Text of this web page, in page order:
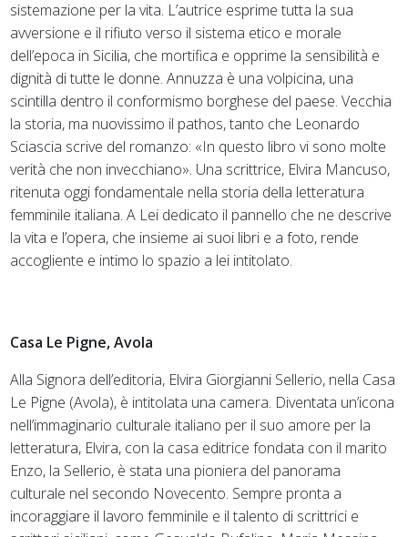
sistemazione per la vita. L’autrice esprime tutta la sua
avversione e il rifiuto verso il sistema etico e morale
dell’epoca in Sicilia, che mortifica e opprime la sensibilità e
dignità di tutte le donne. Annuzza è una volpicina, una
scintilla dentro il conformismo borghese del paese. Vecchia
la storia, ma nuovissimo il pathos, tanto che Leonardo
Sciascia scrive del romanzo: «In questo libro vi sono molte
verità che non invecchiano». Una scrittrice, Elvira Mancuso,
ritenuta oggi fondamentale nella storia della letteratura
femminile italiana. A Lei dedicato il pannello che ne descrive
la vita e l’opera, che insieme ai suoi libri e a foto, rende
accogliente e intimo lo spazio a lei intitolato.
Casa Le Pigne, Avola
Alla Signora dell’editoria, Elvira Giorgianni Sellerio, nella Casa
Le Pigne (Avola), è intitolata una camera. Diventata un’icona
nell’immaginario culturale italiano per il suo amore per la
letteratura, Elvira, con la casa editrice fondata con il marito
Enzo, la Sellerio, è stata una pioniera del panorama
culturale nel secondo Novecento. Sempre pronta a
incoraggiare il lavoro femminile e il talento di scrittrici e